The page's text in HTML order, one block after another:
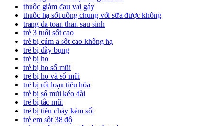
thuốc giảm đau vai gáy
thuốc hạ sốt uống chung với sữa được không
trang da toan than sau sinh
trẻ 3 tuổi sốt cao
trẻ bị cúm a sốt cao không hạ
trẻ bị đầy bụng
trẻ bị ho
trẻ bị ho sổ mũi
trẻ bị ho và sổ mũi
trẻ bị rối loạn tiêu hóa
trẻ bị sổ mũi kéo dài
trẻ bị tắc mũi
trẻ bị tiêu chảy kèm sốt
trẻ em sốt 38 độ